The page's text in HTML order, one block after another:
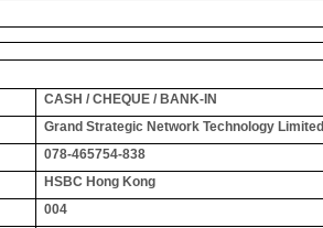
CASH / CHEQUE / BANK-IN
Grand Strategic Network Technology Limited
078-465754-838
HSBC Hong Kong
004